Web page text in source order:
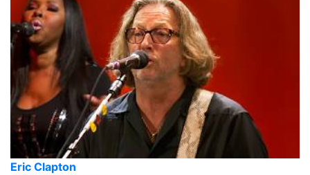
Eric Clapton